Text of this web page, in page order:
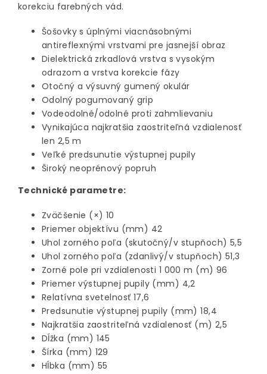
korekciu farebných vád.
Šošovky s úplnými viacnásobnými
antireflexnými vrstvami pre jasnejší obraz
Dielektrická zrkadlová vrstva s vysokým
odrazom a vrstva korekcie fázy
Otočný a výsuvný gumený okulár
Odolný pogumovaný grip
Vodeodolné/odolné proti zahmlievaniu
Vynikajúca najkratšia zaostriteľná vzdialenosť
len 2,5 m
Veľké predsunutie výstupnej pupily
Široký neoprénový popruh
Technické parametre:
Zväčšenie (×) 10
Priemer objektívu (mm) 42
Uhol zorného poľa (skutočný/v stupňoch) 5,5
Uhol zorného poľa (zdanlivý/v stupňoch) 51,3
Zorné pole pri vzdialenosti 1 000 m (m) 96
Priemer výstupnej pupily (mm) 4,2
Relatívna svetelnosť 17,6
Predsunutie výstupnej pupily (mm) 18,4
Najkratšia zaostriteľná vzdialenosť (m) 2,5
Dĺžka (mm) 145
Šírka (mm) 129
Hĺbka (mm) 55